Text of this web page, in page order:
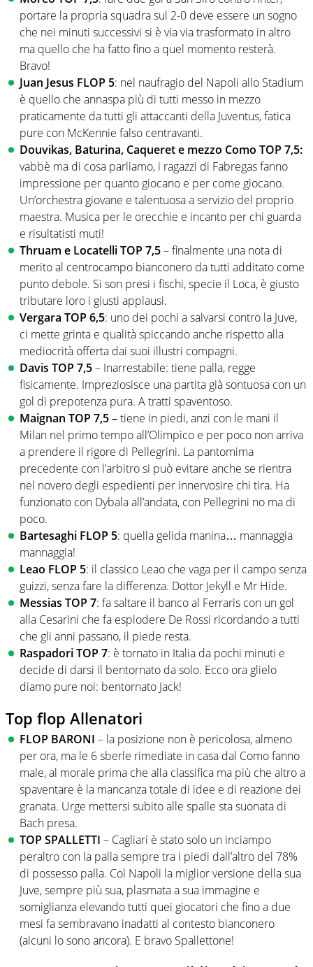
portare la propria squadra sul 2-0 deve essere un sogno
che nei minuti successivi si è via via trasformato in altro
ma quello che ha fatto fino a quel momento resterà.
Bravo!
Juan Jesus FLOP 5: nel naufragio del Napoli allo Stadium
è quello che annaspa più di tutti messo in mezzo
praticamente da tutti gli attaccanti della Juventus, fatica
pure con McKennie falso centravanti.
Douvikas, Baturina, Caqueret e mezzo Como TOP 7,5:
vabbè ma di cosa parliamo, i ragazzi di Fabregas fanno
impressione per quanto giocano e per come giocano.
Un’orchestra giovane e talentuosa a servizio del proprio
maestra. Musica per le orecchie e incanto per chi guarda
e risultatisti muti!
Thruam e Locatelli TOP 7,5– finalmente una nota di
merito al centrocampo bianconero da tutti additato come
punto debole. Si son presi i fischi, specie il Loca, è giusto
tributare loro i giusti applausi.
Vergara TOP 6,5: uno dei pochi a salvarsi contro la Juve,
ci mette grinta e qualità spiccando anche rispetto alla
mediocrità offerta dai suoi illustri compagni.
Davis TOP 7,5– Inarrestabile: tiene palla, regge
fisicamente. Impreziosisce una partita già sontuosa con un
gol di prepotenza pura. A tratti spaventoso.
Maignan TOP 7,5 –tiene in piedi, anzi con le mani il
Milan nel primo tempo all’Olimpico e per poco non arriva
a prendere il rigore di Pellegrini. La pantomima
precedente con l’arbitro si può evitare anche se rientra
nel novero degli espedienti per innervosire chi tira. Ha
funzionato con Dybala all’andata, con Pellegrini no ma di
poco.
Bartesaghi FLOP 5: quella gelida manina… mannaggia
mannaggia!
Leao FLOP 5: il classico Leao che vaga per il campo senza
guizzi, senza fare la differenza. Dottor Jekyll e Mr Hide.
Messias TOP 7: fa saltare il banco al Ferraris con un gol
alla Cesarini che fa esplodere De Rossi ricordando a tutti
che gli anni passano, il piede resta.
Raspadori TOP 7: è tornato in Italia da pochi minuti e
decide di darsi il bentornato da solo. Ecco ora glielo
diamo pure noi: bentornato Jack!
Top flop Allenatori
FLOP BARONI – la posizione non è pericolosa, almeno
per ora, ma le 6 sberle rimediate in casa dal Como fanno
male, al morale prima che alla classifica ma più che altro a
spaventare è la mancanza totale di idee e di reazione dei
granata. Urge mettersi subito alle spalle sta suonata di
Bach presa.
TOP SPALLETTI – Cagliari è stato solo un inciampo
peraltro con la palla sempre tra i piedi dall’altro del 78%
di possesso palla. Col Napoli la miglior versione della sua
Juve, sempre più sua, plasmata a sua immagine e
somiglianza elevando tutti quei giocatori che fino a due
mesi fa sembravano inadatti al contesto bianconero
(alcuni lo sono ancora). E bravo Spallettone!